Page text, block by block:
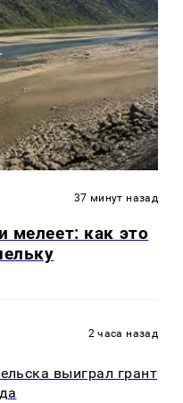
37 минут назад
мелеет: как это
2 часа назад
выиграл грант